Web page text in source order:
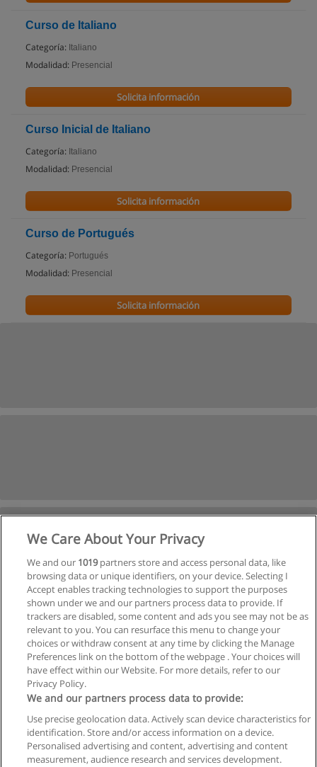
Curso de Italiano
Categoría: Italiano
Modalidad: Presencial
Solicita información
Curso Inicial de Italiano
Categoría: Italiano
Modalidad: Presencial
Solicita información
Curso de Portugués
Categoría: Portugués
Modalidad: Presencial
Solicita información
Ver cursos históricos
Privacidad de datos
Contactar con Educaedu
We Care About Your Privacy
We and our 1019partners store and access personal data, like
browsing data or unique identifiers, on your device. Selecting I
Accept enables tracking technologies to support the purposes
shown under we and our partners process data to provide. If
trackers are disabled, some content and ads you see may not be as
relevant to you. You can resurface this menu to change your
choices or withdraw consent at any time by clicking the Manage
Preferences link on the bottom of the webpage . Your choices will
have effect within our Website. For more details, refer to our
Privacy Policy.
We and our partners process data to provide:
Use precise geolocation data. Actively scan device characteristics for
identification. Store and/or access information on a device.
Personalised advertising and content, advertising and content
measurement, audience research and services development.